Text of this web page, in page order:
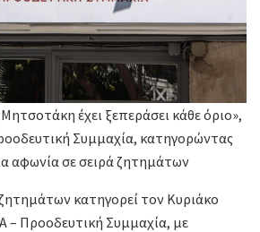
έχει ξεπεράσει κάθε όριο»,
Συμμαχία, κατηγορώντας
αφωνία σε σειρά ζητημάτων
κατηγορεί τον Κυριάκο
– Προοδευτική Συμμαχία, με